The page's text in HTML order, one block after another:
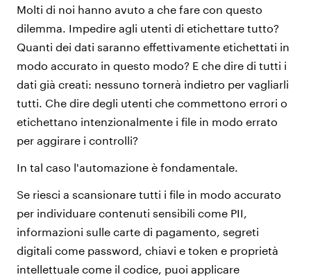
Molti di noi hanno avuto a che fare con questo
dilemma. Impedire agli utenti di etichettare tutto?
Quanti dei dati saranno effettivamente etichettati in
modo accurato in questo modo? E che dire di tutti i
dati già creati: nessuno tornerà indietro per vagliarli
tutti. Che dire degli utenti che commettono errori o
etichettano intenzionalmente i file in modo errato
per aggirare i controlli?
In tal caso l'automazione è fondamentale.
Se riesci a scansionare tutti i file in modo accurato
per individuare contenuti sensibili come PII,
informazioni sulle carte di pagamento, segreti
digitali come password, chiavi e token e proprietà
intellettuale come il codice, puoi applicare